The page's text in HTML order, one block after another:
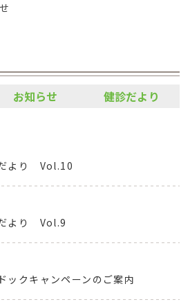
お知らせ 健診だより
だより Vol.10
だより Vol.9
ックキャンペーンのご案内